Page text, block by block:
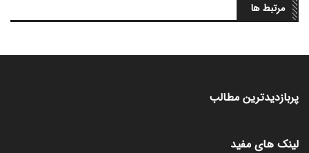
مرتبط ها
لینک های مفید
پربازدیدترین مطالب